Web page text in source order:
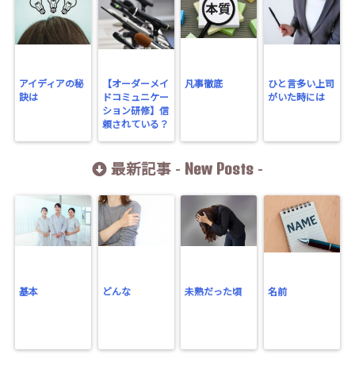
アイディアの秘
訣は
【オーダーメイ
ドコミュニケー
ション研修】信
頼されている？
凡事徹底
ひと言多い上司
がいた時には
最新記事 - New Posts -
基本 どんな 未熟だった頃 名前